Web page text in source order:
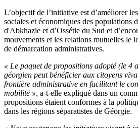
L’objectif de l’initiative est d’améliorer
sociales et économiques des populations
d'Abkhazie et d’Ossétie du Sud et
mouvements et les relations mutuelles le
de démarcation administratives.
« Le paquet de propositions adopté (le 4
géorgien peut bénéficier aux citoyens
frontière administrative en facilitant le
mobilité », a-t-elle expliqué dans un
propositions étaient conformes à la
dans les régions séparatistes de Géorgie.